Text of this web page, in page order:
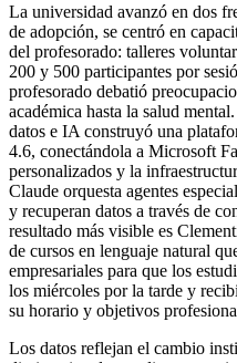
La universidad avanzó en dos
de adopción, se centró en
del profesorado: talleres
200 y 500 participantes por
profesorado debatió
académica hasta la salud
datos e IA construyó una
4.6, conectándola a Microsoft
personalizados y la
Claude orquesta agentes
y recuperan datos a través de
resultado más visible es
de cursos en lenguaje natural
empresariales para que los
los miércoles por la tarde y
su horario y objetivos
Los datos reflejan el cambio